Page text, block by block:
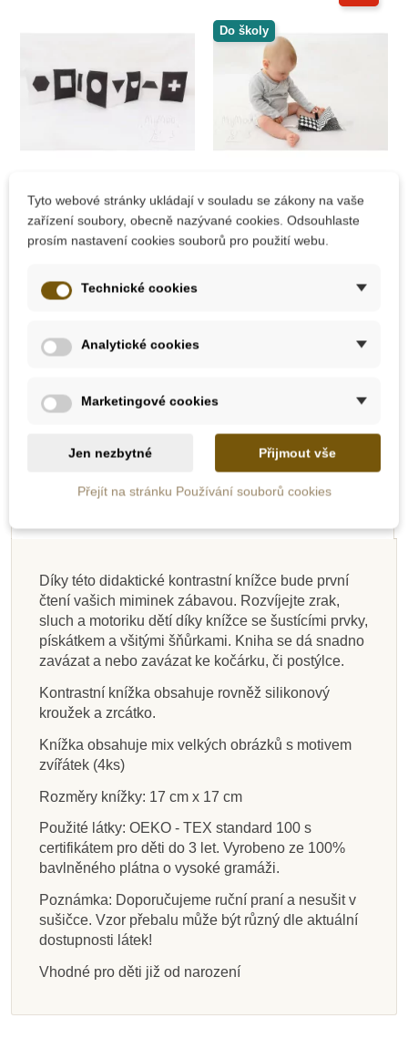
MyMoo - Textilní
leporelo - kontrastní
Přidat do košíku
Do školy
MyMoo - Didaktická
knížka - černo/bílá
Skladem
Taf Toys Knížka pro
hru na bříšku se
zrcátkem
595 Kč
Do školy
Skladem
Moulin Roty Látková
interaktivní knížka,
oblékání
678 Kč847 Kč
Skladem
Taf Toys Knížka pro
hru na bříšku,
Savana
556 Kč
Skladem
MyMoo - Textilní
leporelo - Procházka
lesem
368 Kč
Na dotaz
Kontrastní látková
knížka
511 Kč
Skladem
MyMoo - Textilní
leporelo - Procházka
divočinou
368 Kč
Na dotaz
MyMoo - Didaktická
knížka - Procházka
lesem
265 Kč
Skladem
Taf Toys Knížka pro
nejmenší, Severní
pól
497 Kč
Díky této didaktické kontrastní knížce bude první
čtení vašich miminek zábavou. Rozvíjejte zrak,
sluch a motoriku dětí díky knížce se šustícími prvky,
pískátkem a všitými šňůrkami. Kniha se dá snadno
zavázat a nebo zavázat ke kočárku, či postýlce.
Kontrastní knížka obsahuje rovněž silikonový
kroužek a zrcátko.
Knížka obsahuje mix velkých obrázků s motivem
zvířátek (4ks)
Rozměry knížky: 17 cm x 17 cm
Použité látky: OEKO - TEX standard 100 s
certifikátem pro děti do 3 let. Vyrobeno ze 100%
bavlněného plátna o vysoké gramáži.
Poznámka: Doporučujeme ruční praní a nesušit v
sušičce. Vzor přebalu může být různý dle aktuální
dostupnosti látek!
Vhodné pro děti již od narození
Tyto webové stránky ukládají v souladu se zákony na vaše
zařízení soubory, obecně nazývané cookies. Odsouhlaste
prosím nastavení cookies souborů pro použití webu.
Technické cookies
Analytické cookies
Marketingové cookies
Jen nezbytné Přijmout vše
Přejít na stránku Používání souborů cookies